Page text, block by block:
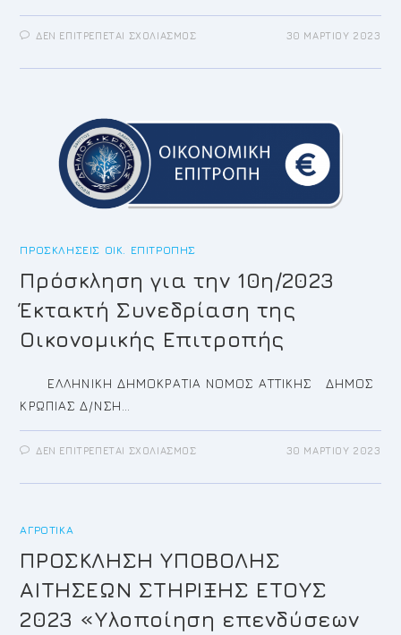
ΔΕΝ ΕΠΙΤΡΈΠΕΤΑΙ ΣΧΟΛΙΑΣΜΌΣΣΤΟ
ΔΤ
ΚΥΡΙΑΚΗ
ΑΠΡΙΛΙΟΥ
2023
ΔΗΜΟΣ
ΚΡΩΠΙΑΣ-
ΣΦΗΤΤΟΣ
30 ΜΑΡΤΊΟΥ 2023
ΠΡΟΣΚΛΉΣΕΙΣ ΟΙΚ. ΕΠΙΤΡΟΠΉΣ
Πρόσκληση για την 10η/2023
Έκτακτή Συνεδρίαση της
Οικονομικής Επιτροπής
ΕΛΛΗΝΙΚΗ ΔΗΜΟΚΡΑΤΙΑ ΝΟΜΟΣ ΑΤΤΙΚΗΣ ΔΗΜΟΣ
ΚΡΩΠΙΑΣ Δ/ΝΣΗ…
ΔΕΝ ΕΠΙΤΡΈΠΕΤΑΙ ΣΧΟΛΙΑΣΜΌΣΣΤΟ
ΤΗΝ
ΕΠΙΤΡΟΠΉΣ
30 ΜΑΡΤΊΟΥ 2023
ΑΓΡΟΤΙΚΆ
ΠΡΟΣΚΛΗΣΗ ΥΠΟΒΟΛΗΣ
ΑΙΤΗΣΕΩΝ ΣΤΗΡΙΞΗΣ ΕΤΟΥΣ
2023 «Υλοποίηση επενδύσεων